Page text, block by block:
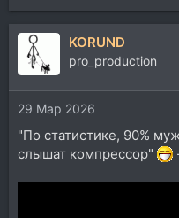
KORUND
pro_production
29 Мар 2026
"По статистике, 90%
слышат компрессор"